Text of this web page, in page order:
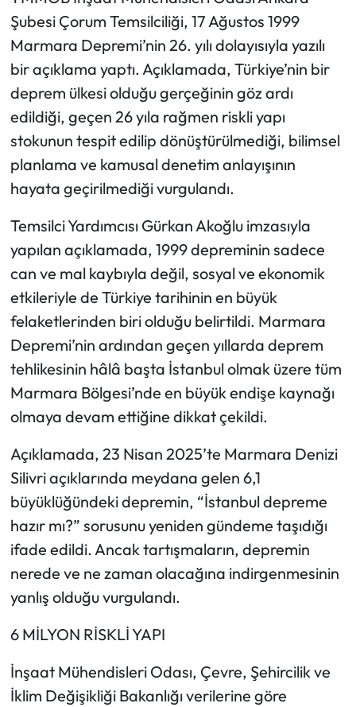
Şubesi Çorum Temsilciliği, 17 Ağustos 1999
Marmara Depremi’nin 26. yılı dolayısıyla yazılı
bir açıklama yaptı. Açıklamada, Türkiye’nin bir
deprem ülkesi olduğu gerçeğinin göz ardı
edildiği, geçen 26 yıla rağmen riskli yapı
stokunun tespit edilip dönüştürülmediği, bilimsel
planlama ve kamusal denetim anlayışının
hayata geçirilmediği vurgulandı.
Temsilci Yardımcısı Gürkan Akoğlu imzasıyla
yapılan açıklamada, 1999 depreminin sadece
can ve mal kaybıyla değil, sosyal ve ekonomik
etkileriyle de Türkiye tarihinin en büyük
felaketlerinden biri olduğu belirtildi. Marmara
Depremi’nin ardından geçen yıllarda deprem
tehlikesinin hâlâ başta İstanbul olmak üzere tüm
Marmara Bölgesi’nde en büyük endişe kaynağı
olmaya devam ettiğine dikkat çekildi.
Açıklamada, 23 Nisan 2025’te Marmara Denizi
Silivri açıklarında meydana gelen 6,1
büyüklüğündeki depremin, “İstanbul depreme
hazır mı?” sorusunu yeniden gündeme taşıdığı
ifade edildi. Ancak tartışmaların, depremin
nerede ve ne zaman olacağına indirgenmesinin
yanlış olduğu vurgulandı.
6 MİLYON RİSKLİ YAPI
İnşaat Mühendisleri Odası, Çevre, Şehircilik ve
İklim Değişikliği Bakanlığı verilerine göre
Mecitözü Haberleri
Oğuzlar Haberleri
Ortaköy Haberleri
Osmancık Haberleri
Otomotiv
Resmi İlan
Resmi Reklam
Sağlık
Siyaset
Spor
Turizm
Uğurludağ Haberleri
Yaşam
Yayla Haber
Yemek Tarifleri
Yerel Haberler